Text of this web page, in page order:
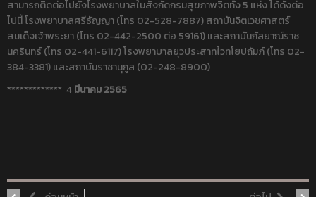
สามารถติดต่อไปยังโรงพยาบาลในสังกัดกรมสุขภาพจิตทั้ง 5 แห่ง ได้ดังต่อ
ไปนี้ โรงพยาบาลศรีธัญญา (โทร 02-528-7887) สถาบันจิตเวชศาสตร์
สมเด็จเจ้าพระยา (โทร 02-442-2500 ต่อ 59161) และสถาบันกัลยาณ์ราช
นครินทร์ (โทร 02-441-6117) โรงพยาบาลยุวประสาทไวทโยปถัมภ์ (โทร 02-
384-3381) และสถาบันราชานุกูล (02-248-8900)
************* 4มีนาคม 2565